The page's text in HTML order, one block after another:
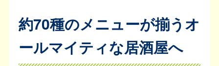
約70種のメニューが揃うオ
ールマイティな居酒屋へ